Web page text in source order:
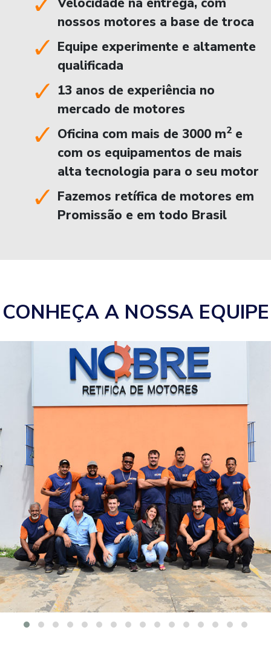
nossos motores a base de troca
Equipe experimente e altamente
qualificada
13 anos de experiência no
mercado de motores
Oficina com mais de 3000 m2 e
com os equipamentos de mais
alta tecnologia para o seu motor
Fazemos retífica de motores em
Promissão e em todo Brasil
CONHEÇA A NOSSA EQUIPE